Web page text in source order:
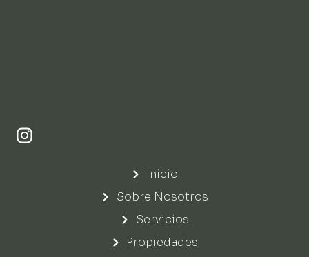
Inicio
Sobre Nosotros
Servicios
Propiedades